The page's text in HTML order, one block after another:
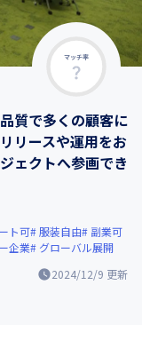
マッチ率
質で多くの顧客に
リースや運用をお
ェクトへ参画でき
2024/12/9 更新
ト可 服装自由
副業可
企業 グローバル展開